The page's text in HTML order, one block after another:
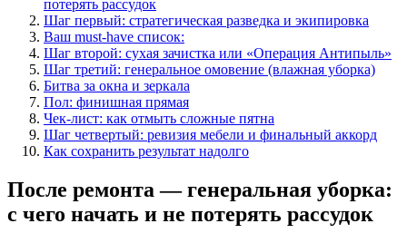
потерять рассудок
Шаг первый: стратегическая разведка и экипировка
Ваш must-have список:
Шаг второй: сухая зачистка или «Операция Антипыль»
Шаг третий: генеральное омовение (влажная уборка)
Битва за окна и зеркала
Пол: финишная прямая
Чек-лист: как отмыть сложные пятна
Шаг четвертый: ревизия мебели и финальный аккорд
Как сохранить результат надолго
После ремонта — генеральная уборка:
с чего начать и не потерять рассудок